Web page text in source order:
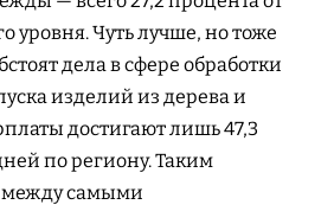
уровня. Чуть лучше, но тоже
дела в сфере обработки
изделий из дерева и
достигают лишь 47,3
по региону. Таким
между самыми